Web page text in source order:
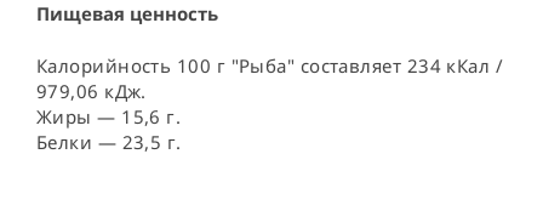
Пищевая ценность
Калорийность 100 г "Рыба" составляет 234 кКал /
979,06 кДж.
Жиры — 15,6 г.
Белки — 23,5 г.